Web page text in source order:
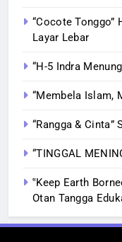
“Cocote Tonggo”
Layar Lebar
“H-5 Indra
“Membela Islam,
“Rangga & Cinta”
“TINGGAL
‟Keep Earth
Otan Tangga